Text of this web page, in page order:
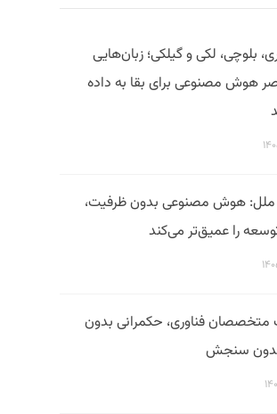
بلوچی، لکی و گیلکی؛ زبان‌هایی
هوش مصنوعی برای بقا به داده
ملل: هوش مصنوعی بدون ظرفیت،
را عمیق‌تر می‌کند
متخصصان فناوری، حکمرانی بدون
بدون سنجش